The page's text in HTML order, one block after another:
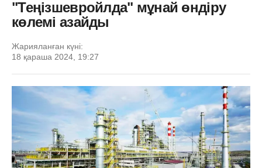
"Теңізшевройлда" мұнай өндіру
көлемі азайды
Жарияланған күні:
18 қараша 2024, 19:27